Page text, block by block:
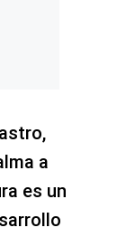
a
es un